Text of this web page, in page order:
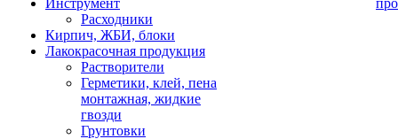
Инструмент
Расходники
Кирпич, ЖБИ, блоки
Лакокрасочная продукция
Растворители
Герметики, клей, пена
монтажная, жидкие
гвозди
Грунтовки